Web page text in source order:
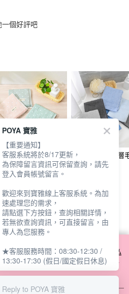
個好評吧
撚紗布毛巾(點點款)-
色任選
non-no純棉漸層
入-多款任選
站排行
網站使用 cookie 方式之詳情，及若您不希
電腦的 cookie 設定，請參閱本網站「
隱私
用本網站即表示您同意本公司得按本網站使
POYA 寶雅
【重要通知】
客服系統將於8/17更新，
為保障留言資訊可保留查詢，請先
登入會員帳號留言。
歡迎來到寶雅線上客服系統。為加
速處理您的需求，
請點選下方按鈕，查詢相關詳情，
若無欲查詢資訊，可直接留言，由
專人為您服務。
★客服服務時間：08:30-12:30 /
13:30-17:30 (假日/國定假日休息)
Reply to POYA 寶雅